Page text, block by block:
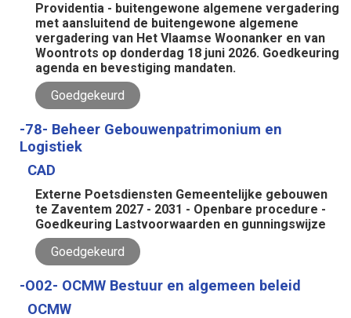
Providentia - buitengewone algemene vergadering
met aansluitend de buitengewone algemene
vergadering van Het Vlaamse Woonanker en van
Woontrots op donderdag 18 juni 2026. Goedkeuring
agenda en bevestiging mandaten.
Goedgekeurd
-78- Beheer Gebouwenpatrimonium en
Logistiek
CAD
Externe Poetsdiensten Gemeentelijke gebouwen
te Zaventem 2027 - 2031 - Openbare procedure -
Goedkeuring Lastvoorwaarden en gunningswijze
Goedgekeurd
-O02- OCMW Bestuur en algemeen beleid
OCMW